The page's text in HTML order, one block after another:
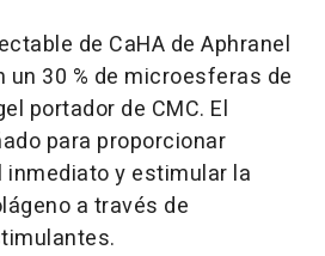
de CaHA de Aphranel
30 % de microesferas de
portador de CMC. El
para proporcionar
y estimular la
a través de